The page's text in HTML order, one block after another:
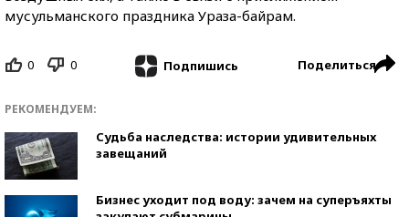
мусульманского праздника Ураза-байрам.
0 0 Подпишись Поделиться
РЕКОМЕНДУЕМ:
Судьба наследства: истории удивительных
завещаний
Бизнес уходит под воду: зачем на суперъяхты